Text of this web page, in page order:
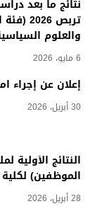
نتائج ما بعد
تربص
والعلوم
6 مايو، 2026
إعلان عن إجراء
30 أبريل، 2026
الموظفين)
28 أبريل، 2026